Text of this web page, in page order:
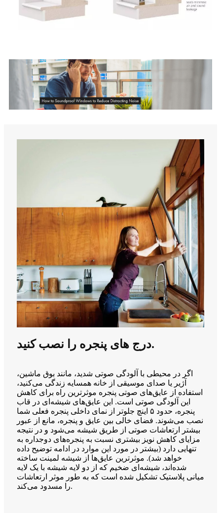
درج های پنجره را نصب کنید.
اگر در محیطی با آلودگی صوتی شدید، مانند بوق ماشین،
آژیر یا صدای موسیقی از خانه همسایه زندگی می‌کنید،
استفاده از عایق‌های صوتی پنجره موثرترین راه برای کاهش
این آلودگی صوتی است. این عایق‌های شیشه‌ای در قاب
پنجره، حدود ۵ اینچ جلوتر از نمای داخلی پنجره فعلی شما
نصب می‌شوند. فضای خالی بین عایق و پنجره، مانع از عبور
بیشتر ارتعاشات صوتی از طریق شیشه می‌شود و در نتیجه
مزایای کاهش نویز بیشتری نسبت به پنجره‌های دوجداره به
تنهایی دارد (بیشتر در مورد این موارد در ادامه توضیح داده
خواهد شد). موثرترین عایق‌ها از شیشه لمینت ساخته
شده‌اند، شیشه‌ای ضخیم که از دو لایه شیشه با یک لایه
میانی پلاستیک تشکیل شده است که به طور موثر ارتعاشات
را مسدود می‌کند.